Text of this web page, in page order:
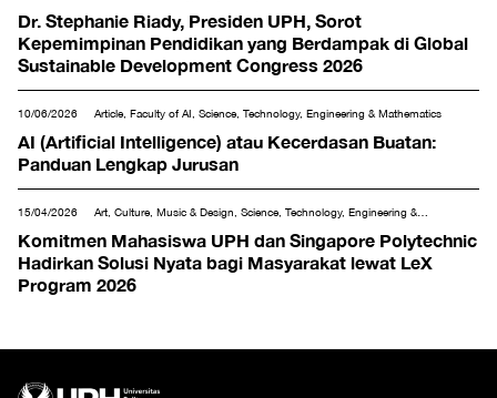
Dr. Stephanie Riady, Presiden UPH, Sorot
Kepemimpinan Pendidikan yang Berdampak di Global
Sustainable Development Congress 2026
10/06/2026 Article, Faculty of AI, Science, Technology, Engineering & Mathematics
AI (Artificial Intelligence) atau Kecerdasan Buatan:
Panduan Lengkap Jurusan
15/04/2026
Komitmen Mahasiswa UPH dan Singapore Polytechnic
Hadirkan Solusi Nyata bagi Masyarakat lewat LeX
Program 2026